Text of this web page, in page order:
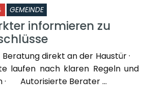
GEMEINDE
informieren zu
direkt an der Haustür ·
laufen nach klaren Regeln und
· Autorisierte Berater ...